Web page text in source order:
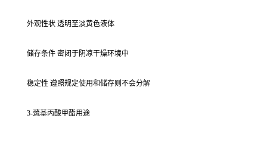
外观性状 透明至淡黄色液体
储存条件 密闭于阴凉干燥环境中
稳定性 遵照规定使用和储存则不会分解
3-巯基丙酸甲酯用途